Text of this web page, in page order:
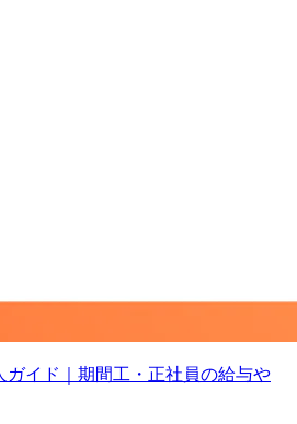
ガイド｜期間工・正社員の給与や